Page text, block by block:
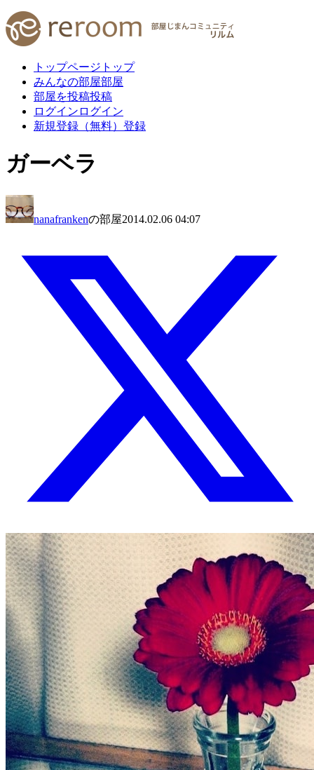
トップページ トップ
みんなの部屋部屋
部屋を投稿投稿
ログイン ログイン
新規登録（無料） 登録
ガーベラ
nanafrankenの部屋2014.02.06 04:07